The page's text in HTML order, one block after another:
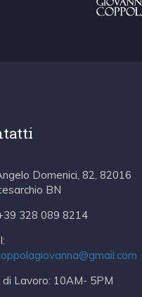
Domenici, 82, 82016
BN
328 089 8214
di Lavoro: 10AM- 5PM